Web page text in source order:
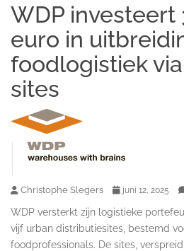
WDP investeert
euro in
foodlogistiek
sites
Christophe Slegers juni 12, 2025
WDP versterkt zijn logistieke
vijf urban distributiesites, bestemd
foodprofessionals. De sites,